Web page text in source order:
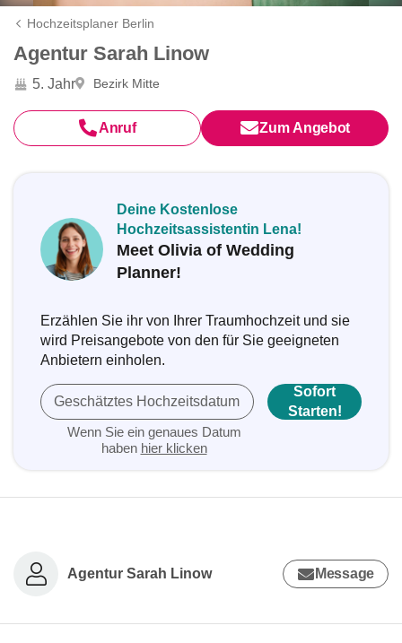
Hochzeitsplaner Berlin
Agentur Sarah Linow
5. Jahr Bezirk Mitte
Anruf Zum Angebot
Deine Kostenlose
Hochzeitsassistentin Lena!
Meet Olivia of Wedding
Planner!
Erzählen Sie ihr von Ihrer Traumhochzeit und sie
wird Preisangebote von den für Sie geeigneten
Anbietern einholen.
Geschätztes Hochzeitsdatum
Wenn Sie ein genaues Datum
haben hier klicken
Sofort
Starten!
Agentur Sarah Linow Message